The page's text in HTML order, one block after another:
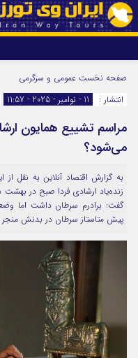
اینستاگرام
صفحه نخست عمومی و سرگرمی
انتشار :
11 - نوامبر - 2025 - 11:57
مراسم تشییع همایون
می‌شود؟
به گزارش اقتصاد آنلاین به نقل
زنده‌یاد ارشادی فردا صبح در بهشت
گفت: برادرم سرطان داشت اما
پیش متاستاز سرطان در بدنش